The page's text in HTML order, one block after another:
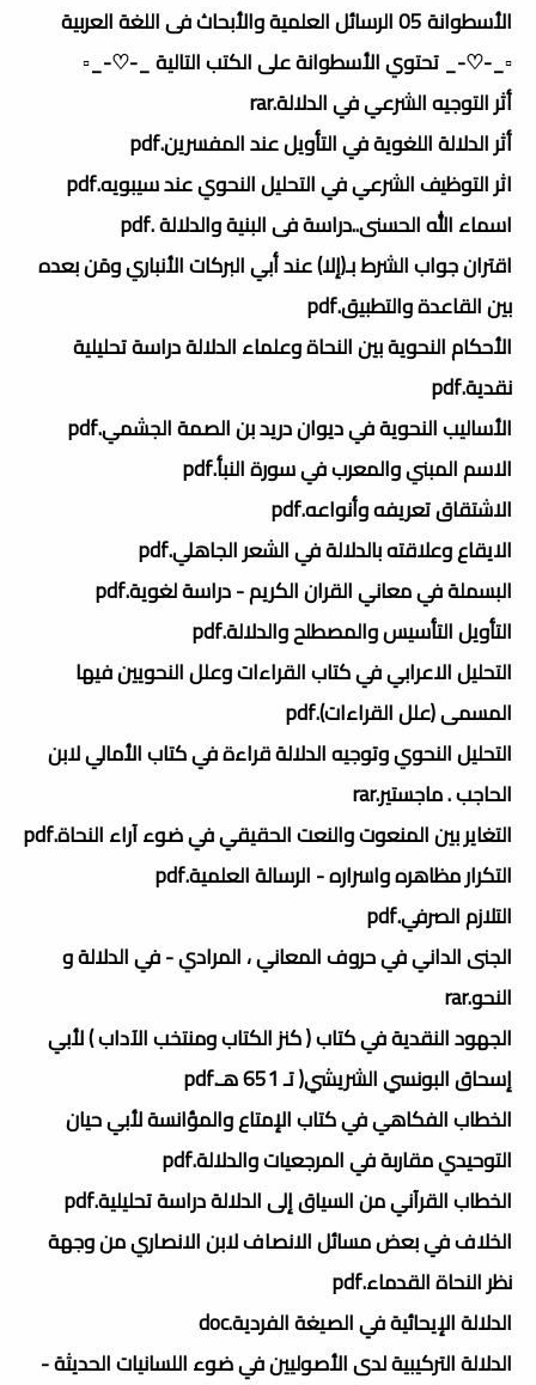
الأسطوانة 05 الرسائل العلمية والأبحاث فى اللغة العربية
▫️_-♡-_ تحتوي الأسطوانة على الكتب التالية _-♡-_▫️
أثر التوجيه الشرعي في الدلالة.rar
أثر الدلالة اللغوية في التأويل عند المفسرين.pdf
اثر التوظيف الشرعي في التحليل النحوي عند سيبويه.pdf
اسماء الله الحسنى..دراسة فى البنية والدلالة .pdf
اقتران جواب الشرط بـ(إلا) عند أبي البركات الأنباري ومَن بعده
بين القاعدة والتطبيق.pdf
الأحكام النحوية بين النحاة وعلماء الدلالة دراسة تحليلية
نقدية.pdf
الأساليب النحوية في ديوان دريد بن الصمة الجشمي.pdf
الاسم المبني والمعرب في سورة النبأ.pdf
الاشتقاق تعريفه وأنواعه.pdf
الايقاع وعلاقته بالدلالة في الشعر الجاهلي.pdf
البسملة في معاني القران الكريم - دراسة لغوية.pdf
التأويل التأسيس والمصطلح والدلالة.pdf
التحليل الاعرابي في كتاب القراءات وعلل النحويين فيها
المسمى (علل القراءات).pdf
التحليل النحوي وتوجيه الدلالة قراءة في كتاب الأمالي لابن
الحاجب . ماجستير.rar
التغاير بين المنعوت والنعت الحقيقي في ضوء آراء النحاة.pdf
التكرار مظاهره واسراره - الرسالة العلمية.pdf
التلازم الصرفي.pdf
الجنى الداني في حروف المعاني ، المرادي - في الدلالة و
النحو.rar
الجهود النقدية في كتاب ( كنز الكتاب ومنتخب الآداب ) لأبي
إسحاق البونسي الشريشي( تـ 651 هـ.pdf
الخطاب الفكاهي في كتاب الإمتاع والمؤانسة لأبي حيان
التوحيدي مقاربة في المرجعيات والدلالة.pdf
الخطاب القرآني من السياق إلى الدلالة دراسة تحليلية.pdf
الخلاف في بعض مسائل الانصاف لابن الانصاري من وجهة
نظر النحاة القدماء.pdf
الدلالة الإيحائية في الصيغة الفردية.doc
الدلالة التركيبية لدى الأصوليين في ضوء اللسانيات الحديثة -